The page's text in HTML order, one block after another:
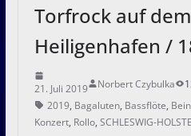
Torfrock auf
Heiligenhafen /
21. Juli 2019 Norbert Czybulka
2019, Bagaluten, Bassflöte,
Konzert, Rollo, SCHLESWIG-